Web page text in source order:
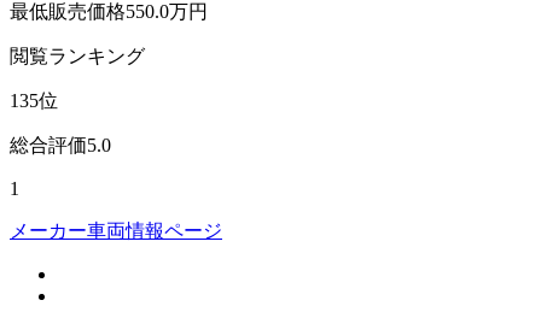
最低販売価格550.0万円
閲覧ランキング
135位
総合評価5.0
1
メーカー車両情報ページ